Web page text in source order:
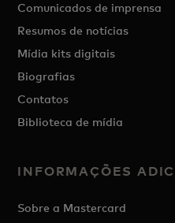
Comunicados de imprensa
Resumos de notícias
Mídia kits digitais
Biografias
Contatos
Biblioteca de mídia
INFORMAÇÕES
Sobre a Mastercard